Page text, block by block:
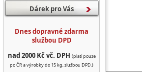
Dárek pro Vás
Dnes dopravné zdarma
službou DPD
nad 2000 Kč vč. DPH (platí pouze
po ČR a výrobky do 15 kg, službou DPD.)